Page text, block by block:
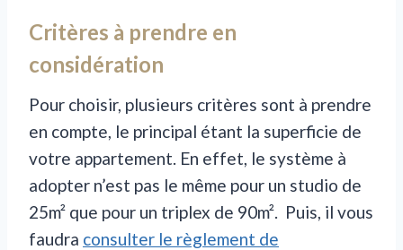
Critères à prendre en
considération
Pour choisir, plusieurs critères sont à prendre
en compte, le principal étant la superficie de
votre appartement. En effet, le système à
adopter n’est pas le même pour un studio de
25m² que pour un triplex de 90m². Puis, il vous
faudra consulter le règlement de